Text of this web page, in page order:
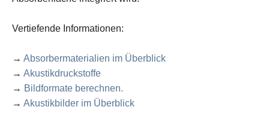
Vertiefende Informationen:
→ Absorbermaterialien im Überblick
→ Akustikdruckstoffe
→ Bildformate berechnen.
→ Akustikbilder im Überblick